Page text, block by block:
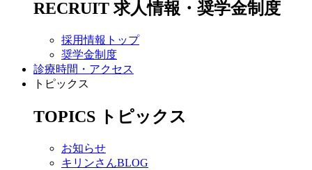
RECRUIT 求人情報・奨学金制度
採用情報トップ
奨学金制度
診療時間・アクセス
トピックス
TOPICS トピックス
お知らせ
キリンさんBLOG